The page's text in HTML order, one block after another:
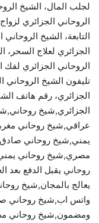
لجلب المال، الشيخ
الروحاني الجزائري
التابعة، الشيخ
الجزائري لعلاج السحر،
الروحاني الجزائري لفك
تليفون الشيخ الروحاني
الجزائري، رقم هاتف
الجزائري,شيخ
عراقي,شيخ روحاني
يمني,شيخ روحاني
مصري,شيخ روحاني
روحاني يقبل الدفع
يعالج بالمجان,شيخ
واتس اب,شيخ روحاني
ومضمون,شيخ روحاني